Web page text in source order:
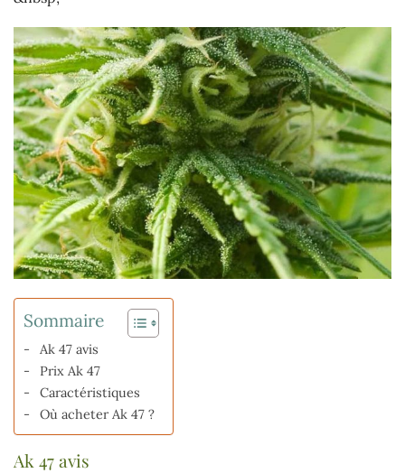
Sommaire
Ak 47 avis
Prix Ak 47
Caractéristiques
Où acheter Ak 47 ?
Ak 47 avis